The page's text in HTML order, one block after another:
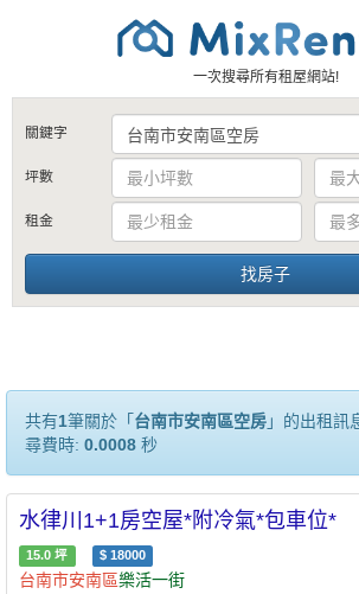
一次搜尋所有租屋網站!
關鍵字
坪數
租金
共有1筆關於「 台南市安南區空房」的出租訊
尋費時: 0.0008 秒
水律川1+1房空屋*附冷氣*包車位*
15.0 坪 $ 18000
台南市安南區樂活一街